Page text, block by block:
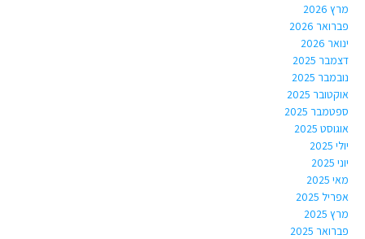
מרץ 2026
פברואר 2026
ינואר 2026
דצמבר 2025
נובמבר 2025
אוקטובר 2025
ספטמבר 2025
אוגוסט 2025
יולי 2025
יוני 2025
מאי 2025
אפריל 2025
מרץ 2025
פברואר 2025